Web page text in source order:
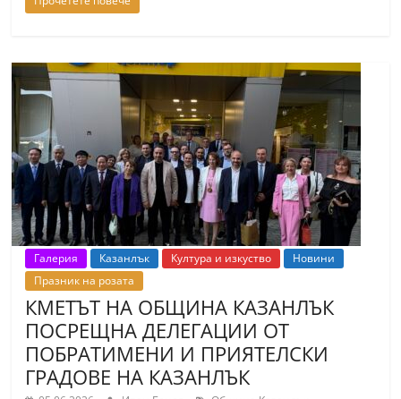
Галерия Казанлък Култура и изкуство
Новини
Празник на розата
КМЕТЪТ НА ОБЩИНА КАЗАНЛЪК
ПОСРЕЩНА ДЕЛЕГАЦИИ ОТ
ПОБРАТИМЕНИ И ПРИЯТЕЛСКИ
ГРАДОВЕ НА КАЗАНЛЪК